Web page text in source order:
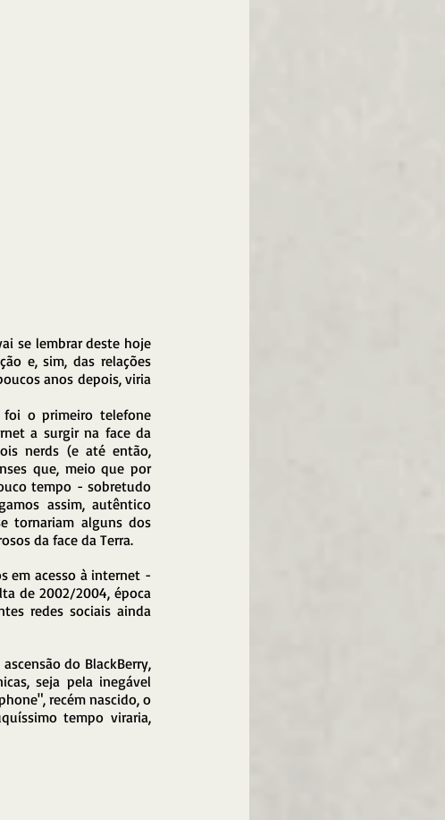
se lembrar deste hoje
e, sim, das relações
anos depois, viria
foi o primeiro telefone
a surgir na face da
nerds (e até então,
que, meio que por
tempo - sobretudo
assim, autêntico
tornariam alguns dos
da face da Terra.
em acesso à internet -
de 2002/2004, época
redes sociais ainda
do BlackBerry,
seja pela inegável
recém nascido, o
tempo viraria,